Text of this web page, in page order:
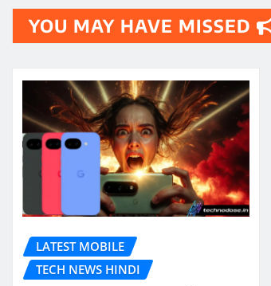
YOU MAY HAVE MISSED
LATEST MOBILE
TECH NEWS HINDI